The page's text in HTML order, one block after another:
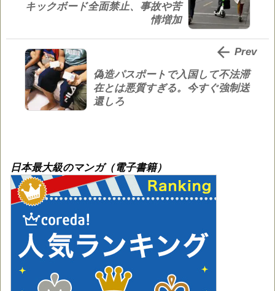
キックボード全面禁止、事故や苦
情増加
偽造パスポートで入国して不法滞
在とは悪質すぎる。今すぐ強制送
還しろ
 Prev
日本最大級のマンガ（電子書籍）